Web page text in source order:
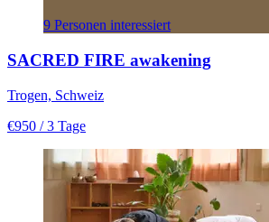
9 Personen interessiert
SACRED FIRE awakening
Trogen, Schweiz
€950 / 3 Tage